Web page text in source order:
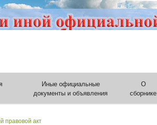
Иные официальные
документы и объявления
О
сборнике
правовой акт